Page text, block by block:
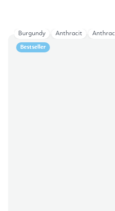
Bestseller
Burgundy Anthracit